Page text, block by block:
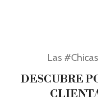
Las
DESCUBRE